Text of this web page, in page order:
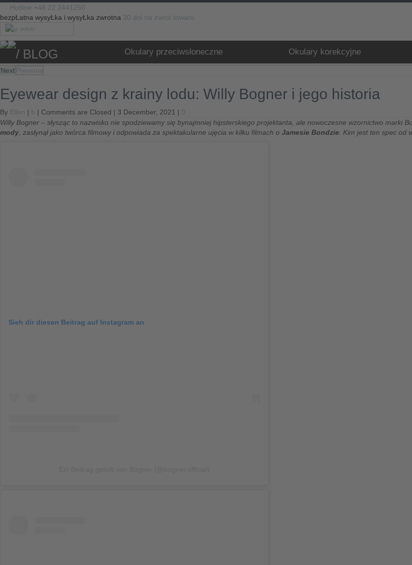
Hotline +48 22 2441250
bezpŁatna wysyŁka i wysyŁka zwrotna 30 dni na zwrot towaru
polski
/ BLOG Okulary przeciwsłoneczne Okulary korekcyjne
NextPrevious
Eyewear design z krainy lodu: Willy Bogner i jego historia
By Ellen | b | Comments are Closed | 3 December, 2021 | 0
Willy Bogner – słysząc to nazwisko nie spodziewamy się bynajmniej hipsterskiego projektanta, ale nowoczesne wzornictwo marki
mody , zasłynął jako twórca filmowy i odpowiada za spektakularne ujęcia w kilku filmach o Jamesie Bondzie . Kim jest ten spec od
Sieh dir diesen Beitrag auf Instagram an